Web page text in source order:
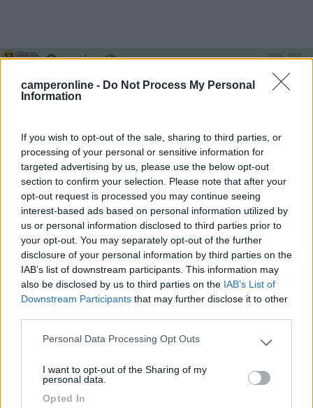
camperonline - Do Not Process My Personal
Information
If you wish to opt-out of the sale, sharing to third parties, or
processing of your personal or sensitive information for
targeted advertising by us, please use the below opt-out
section to confirm your selection. Please note that after your
opt-out request is processed you may continue seeing
interest-based ads based on personal information utilized by
us or personal information disclosed to third parties prior to
your opt-out. You may separately opt-out of the further
disclosure of your personal information by third parties on the
IAB’s list of downstream participants. This information may
also be disclosed by us to third parties on the IAB’s List of
Downstream Participants that may further disclose it to other
Please note that this website/app uses one or more Google
not limited to your visit or usage behaviour. You may click to
use your data for below specified purposes in below Google
Personal Data Processing Opt Outs
I want to opt-out of the Sharing of my
personal data.
Opted In
17 masivo
Inserito il22/09/2024
Vendono anche i tappini.
Ci ho pensato dopo:
Strano non vendano dei tappi di protezione
.
Ivo
il tornitore
6259
alle: 22:54:01
In risposta al messaggio dimarcoalderottidel22/09/2024alle 15:20:04
stato consigliato lo stuzzicadenti di legno , in quanto meno invasivo ma
sciogliere eventuali placche morbide...